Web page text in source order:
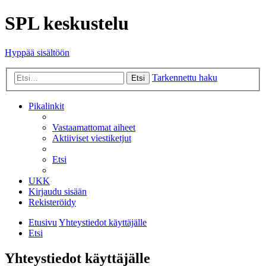
SPL keskustelu
Hyppää sisältöön
Etsi Tarkennettu haku
Pikalinkit
Vastaamattomat aiheet
Aktiiviset viestiketjut
Etsi
UKK
Kirjaudu sisään
Rekisteröidy
EtusivuYhteystiedot käyttäjälle
Etsi
Yhteystiedot käyttäjälle